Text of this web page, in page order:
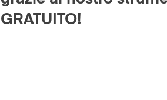
GRATUITO!